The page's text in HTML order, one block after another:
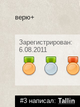
верю+
Зарегистрирован:
6.08.2011
#3 написал: Tallin